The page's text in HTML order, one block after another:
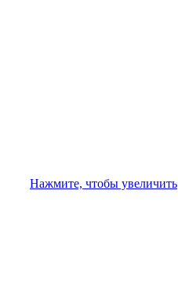
Нажмите, чтобы увеличить